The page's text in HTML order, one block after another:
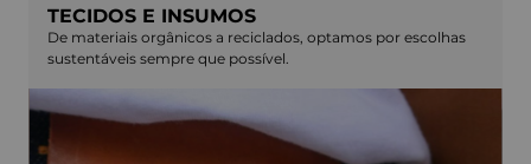
TECIDOS E INSUMOS
De materiais orgânicos a reciclados, optamos por escolhas
sustentáveis sempre que possível.